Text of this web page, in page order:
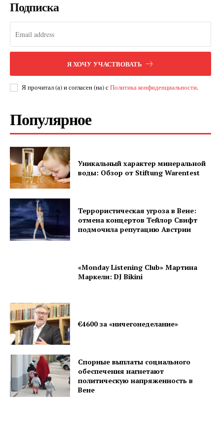
Подписка
Я ХОЧУ УЧАСТВОВАТЬ
Я прочитал (а) и согласен (на) сПолитика конфиденциальности.
Популярное
Уникальный характер минеральной
воды: Обзор от Stiftung Warentest
Террористическая угроза в Вене:
отмена концертов Тейлор Свифт
подмочила репутацию Австрии
«Monday Listening Club» Мартина
Маркели: DJ Bikini
€4600 за «ничегонеделание»
Спорные выплаты социального
обеспечения нагнетают
политическую напряженность в
Вене